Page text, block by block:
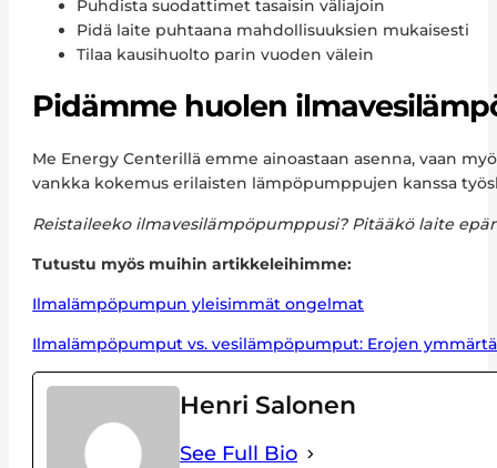
Puhdista suodattimet tasaisin väliajoin
Pidä laite puhtaana mahdollisuuksien mukaisesti
Tilaa kausihuolto parin vuoden välein
Pidämme huolen
Me Energy Centerillä emme ainoastaan asenna, vaan
vankka kokemus erilaisten lämpöpumppujen kanssa
Reistaileeko ilmavesilämpöpumppusi? Pitääkö laite
Tutustu myös muihin artikkeleihimme:
Ilmalämpöpumpun yleisimmät ongelmat
Ilmalämpöpumput vs. vesilämpöpumput: Erojen
Henri Salonen
See Full Bio